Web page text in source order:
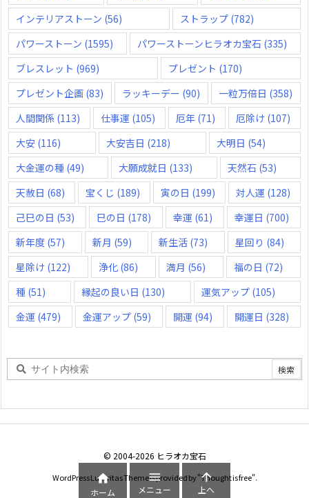
インテリアストーン (56) ストラップ(782)
パワーストーン (1595) パワーストーンヒラオカ宝石 (335)
ブレスレット (969) プレゼント (170)
プレゼント企画 (83) ラッキーデー (90) 一粒万倍日 (358)
人間関係 (113) 仕事運 (105) 厄年 (71) 厄除け (107)
大安 (116) 大安吉日 (218) 大明日 (54)
大金運の種 (49) 大願成就日 (133) 天然石 (53)
天赦日 (68) 宝くじ (189) 寅の日 (199) 対人運 (128)
己巳の日 (53) 巳の日 (178) 幸運 (61) 幸運日 (700)
新年度 (57) 新月 (59) 新生活 (73) 星回り (84)
星除け (122) 浄化 (86) 満月 (56) 福の日 (72)
種 (51) 縁起の良い日 (130) 運気アップ(105)
金運 (479) 金運アップ (59) 開運 (94) 開運日 (328)
© 2004-2026 ヒラオカ宝石
WordPress Luxeritas Theme is provided by "Thought is free".

ホーム

メニュー

上へ